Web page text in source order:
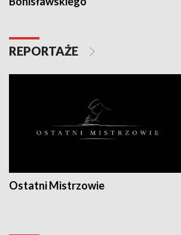
REPORTAŻE
Ostatni Mistrzowie